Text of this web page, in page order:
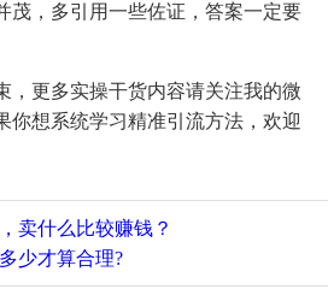
茂，多引用一些佐证，答案一定要
更多实操干货内容请关注我的微
你想系统学习精准引流方法，欢迎
卖什么比较赚钱？
少才算合理?